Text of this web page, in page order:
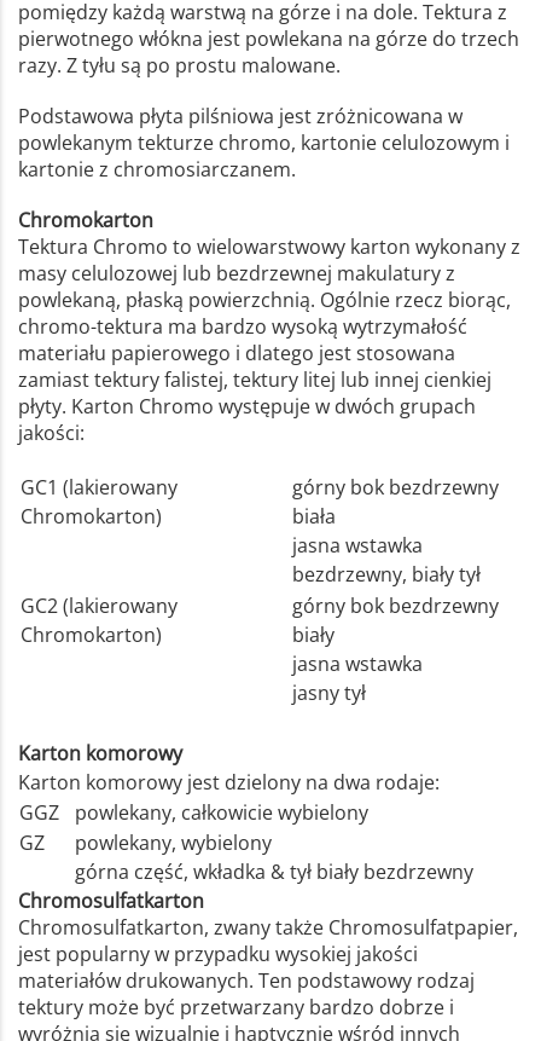
pomiędzy każdą warstwą na górze i na dole. Tektura z
pierwotnego włókna jest powlekana na górze do trzech
razy. Z tyłu są po prostu malowane.
Podstawowa płyta pilśniowa jest zróżnicowana w
powlekanym tekturze chromo, kartonie celulozowym i
kartonie z chromosiarczanem.
Chromokarton
Tektura Chromo to wielowarstwowy karton wykonany z
masy celulozowej lub bezdrzewnej makulatury z
powlekaną, płaską powierzchnią. Ogólnie rzecz biorąc,
chromo-tektura ma bardzo wysoką wytrzymałość
materiału papierowego i dlatego jest stosowana
zamiast tektury falistej, tektury litej lub innej cienkiej
płyty. Karton Chromo występuje w dwóch grupach
jakości:
GC1 (lakierowany
Chromokarton)
górny bok bezdrzewny
biała
jasna wstawka
bezdrzewny, biały tył
GC2 (lakierowany
Chromokarton)
górny bok bezdrzewny
biały
jasna wstawka
jasny tył
Karton komorowy
Karton komorowy jest dzielony na dwa rodaje:
GGZ
powlekany, całkowicie wybielony
GZ
powlekany, wybielony
górna część, wkładka & tył biały bezdrzewny
Chromosulfatkarton
Chromosulfatkarton, zwany także Chromosulfatpapier,
jest popularny w przypadku wysokiej jakości
materiałów drukowanych. Ten podstawowy rodzaj
tektury może być przetwarzany bardzo dobrze i
wyróżnia się wizualnie i haptycznie wśród innych